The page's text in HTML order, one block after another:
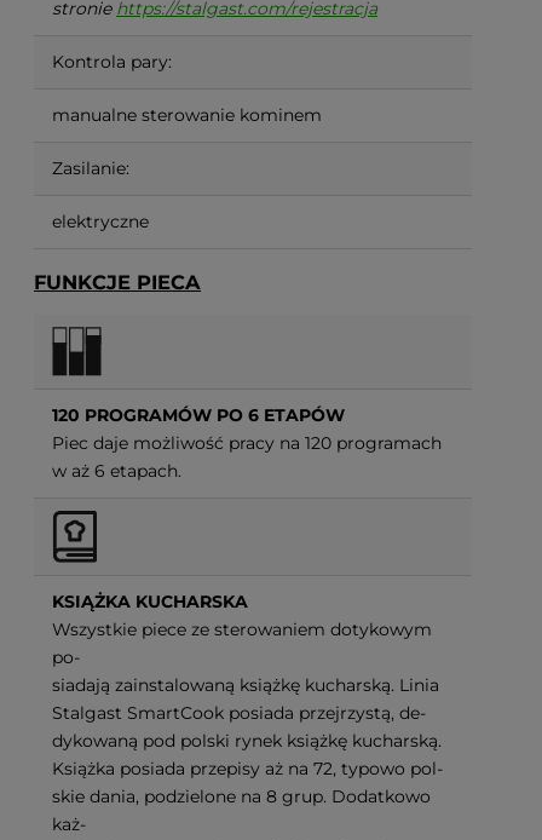
stronie https://stalgast.com/rejestracja
Kontrola pary:
manualne sterowanie kominem
Zasilanie:
elektryczne
FUNKCJE PIECA
120 PROGRAMÓW PO 6 ETAPÓW
Piec daje możliwość pracy na 120 programach
w aż 6 etapach.
KSIĄŻKA KUCHARSKA
Wszystkie piece ze sterowaniem dotykowym
po-
siadają zainstalowaną książkę kucharską. Linia
Stalgast SmartCook posiada przejrzystą, de-
dykowaną pod polski rynek książkę kucharską.
Książka posiada przepisy aż na 72, typowo pol-
skie dania, podzielone na 8 grup. Dodatkowo
każ-